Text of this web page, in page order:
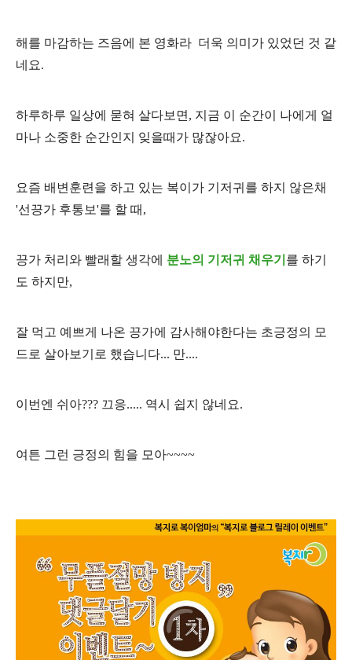
해를 마감하는 즈음에 본 영화라 더욱 의미가 있었던 것 같
네요.
하루하루 일상에 묻혀 살다보면, 지금 이 순간이 나에게 얼
마나 소중한 순간인지 잊을때가 많잖아요.
요즘 배변훈련을 하고 있는 복이가 기저귀를 하지 않은채
'선끙가 후통보'를 할 때,
끙가 처리와 빨래할 생각에 분노의 기저귀 채우기 를 하기
도 하지만,
잘 먹고 예쁘게 나온 끙가에 감사해야한다는 초긍정의 모
드로 살아보기로 했습니다... 만....
이번엔 쉬아??? 끄응..... 역시 쉽지 않네요.
여튼 그런 긍정의 힘을 모아~~~~